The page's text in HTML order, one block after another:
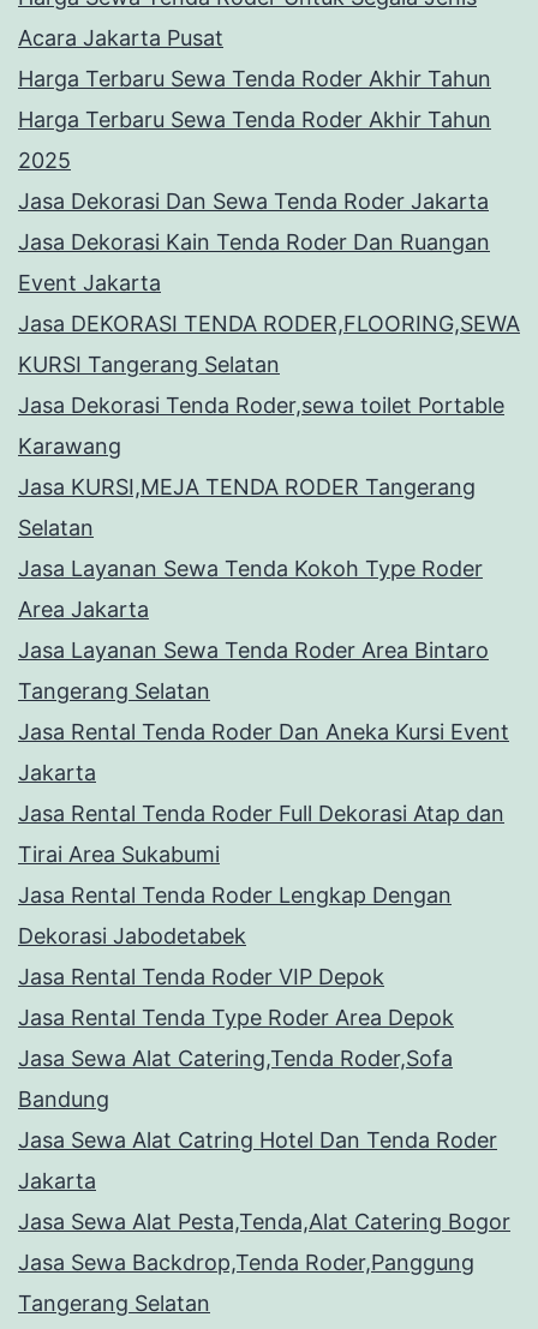
Acara Jakarta Pusat
Harga Terbaru Sewa Tenda Roder Akhir Tahun
Harga Terbaru Sewa Tenda Roder Akhir Tahun
2025
Jasa Dekorasi Dan Sewa Tenda Roder Jakarta
Jasa Dekorasi Kain Tenda Roder Dan Ruangan
Event Jakarta
Jasa DEKORASI TENDA RODER,FLOORING,SEWA
KURSI Tangerang Selatan
Jasa Dekorasi Tenda Roder,sewa toilet Portable
Karawang
Jasa KURSI,MEJA TENDA RODER Tangerang
Selatan
Jasa Layanan Sewa Tenda Kokoh Type Roder
Area Jakarta
Jasa Layanan Sewa Tenda Roder Area Bintaro
Tangerang Selatan
Jasa Rental Tenda Roder Dan Aneka Kursi Event
Jakarta
Jasa Rental Tenda Roder Full Dekorasi Atap dan
Tirai Area Sukabumi
Jasa Rental Tenda Roder Lengkap Dengan
Dekorasi Jabodetabek
Jasa Rental Tenda Roder VIP Depok
Jasa Rental Tenda Type Roder Area Depok
Jasa Sewa Alat Catering,Tenda Roder,Sofa
Bandung
Jasa Sewa Alat Catring Hotel Dan Tenda Roder
Jakarta
Jasa Sewa Alat Pesta,Tenda,Alat Catering Bogor
Jasa Sewa Backdrop,Tenda Roder,Panggung
Tangerang Selatan